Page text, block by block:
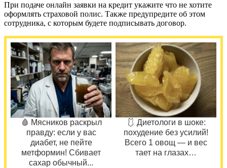
При подаче онлайн заявки на кредит укажите что не хотите
оформлять страховой полис. Также предупредите об этом
сотрудника, с которым будете подписывать договор.
🩸 Мясников раскрыл
правду: если у вас
диабет, не пейте
метформин! Сбивает
сахар обычный...
🩱 Диетологи в шоке:
похудение без усилий!
Всего 1 овощ — и вес
тает на глазах…